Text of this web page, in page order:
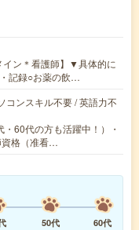
イン＊看護師】▼具体的に
記録○お薬の飲…
コンスキル不要 / 英語力不
60代の方も活躍中！）・
資格（准看…
50代
60代